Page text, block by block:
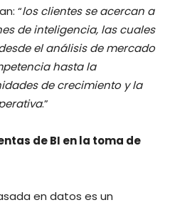
“los clientes se acercan a
de inteligencia, las cuales
el análisis de mercado
hasta la
de crecimiento y la
.”
de BI en la toma de
en datos es un